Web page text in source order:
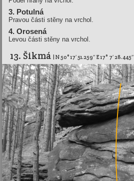
3. Potulná
Pravou části stěny na vrchol.
4. Orosená
Levou části stěny na vrchol.
13. Šikmá | N 50° 17′ 51.259″ E 17° 7′ 28.445″